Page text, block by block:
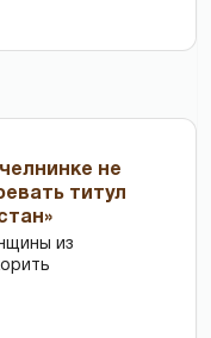
не
титул
из